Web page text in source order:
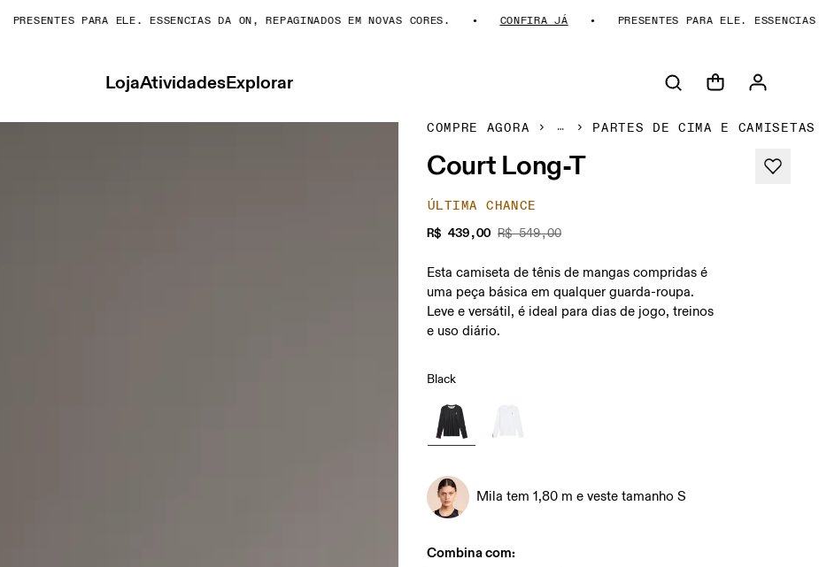
PRESENTES PARA ELE. ESSENCIAS DA ON, REPAGINADOS EM NOVAS CORES. CONFIRA JÁ PRESENTES PARA ELE. ESSENCIAS
LojaAtividadesExplorar
COMPRE AGORA PARTES DE CIMA E CAMISETAS
Court Long-T
ÚLTIMA CHANCE
R$ 439,00 R$ 549,00
Esta camiseta de tênis de mangas compridas é
uma peça básica em qualquer guarda-roupa.
Leve e versátil, é ideal para dias de jogo, treinos
e uso diário.
Black
Mila tem 1,80 m e veste tamanho S
Combina com: